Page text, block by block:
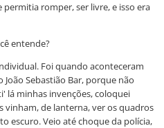
romper, ser livre, e isso era
entende?
Foi quando aconteceram
Sebastião Bar, porque não
lá minhas invenções, coloquei
vinham, de lanterna, ver os quadros
escuro. Veio até choque da polícia,